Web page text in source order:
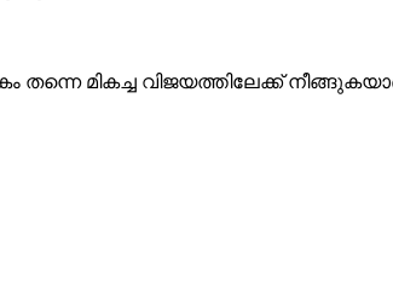
മികച്ച വിജയത്തിലേക്ക്